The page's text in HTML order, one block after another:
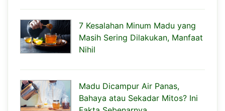
7 Kesalahan Minum Madu yang
Masih Sering Dilakukan, Manfaat
Nihil
Madu Dicampur Air Panas,
Bahaya atau Sekadar Mitos? Ini